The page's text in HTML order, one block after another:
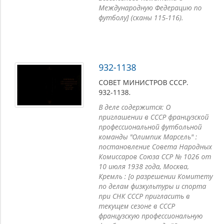
Международную Федерацию по
футболу] (сканы 115-116).
932-1138
СОВЕТ МИНИСТРОВ СССР.
932-1138.
В деле содержится: О
приглашении в СССР французской
профессиональной футбольной
команды "Олимпик Марсель" :
постановление Совета Народных
Комиссаров Союза ССР № 1026 от
10 июля 1938 года, Москва,
Кремль : [о разрешении Комитету
по делам физкультуры и спорта
при СНК СССР пригласить в
текущем сезоне в СССР
французскую профессиональную